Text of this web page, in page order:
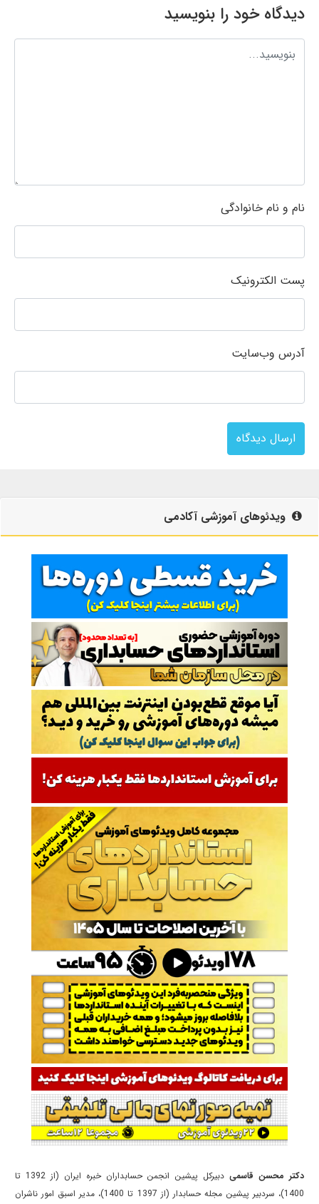
دیدگاه خود را بنویسید
نام و نام خانوادگی
پست الکترونیک
آدرس وب‌سایت
ارسال دیدگاه
ویدئوهای آموزشی آکادمی
دکتر محسن قاسمی
دبیرکل پیشین انجمن حسابداران خبره ایران (از 1392 تا
1400)، سردبیر پیشین مجله حسابدار (از 1397 تا 1400)، مدیر اسبق امور ناشران